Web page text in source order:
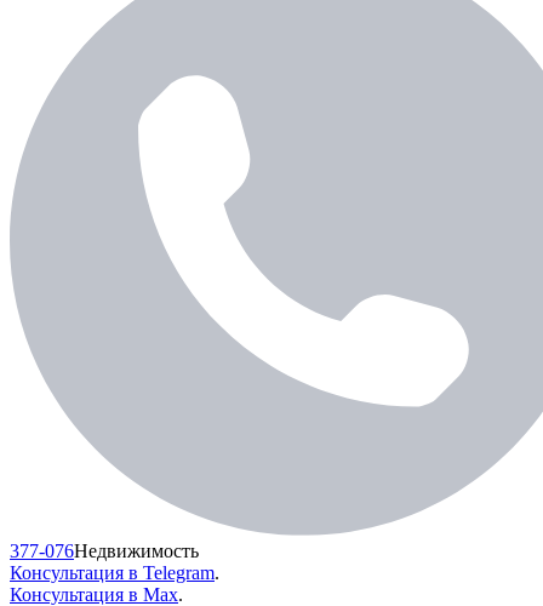
377-076Недвижимость
Консультация в Telegram.
Консультация в Max.